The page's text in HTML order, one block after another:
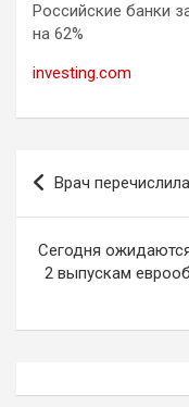
Российские банки
на 62%
investing.com
Навигация
по
записям
Врач
Сегодня
2 выпускам